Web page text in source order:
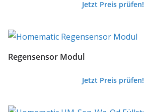
Jetzt Preis prüfen!
Regensensor Modul
Jetzt Preis prüfen!